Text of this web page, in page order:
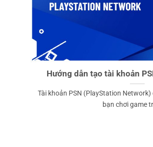
Hướng dẫn tạo tài khoản
Tài khoản PSN (PlayStation
bạn chơi game